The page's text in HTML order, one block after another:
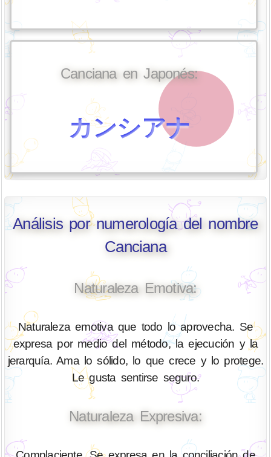
Canciana en Japonés:
カンシアナ
Análisis por numerología del nombre
Canciana
Naturaleza Emotiva:
Naturaleza emotiva que todo lo aprovecha. Se
expresa por medio del método, la ejecución y la
jerarquía. Ama lo sólido, lo que crece y lo protege.
Le gusta sentirse seguro.
Naturaleza Expresiva: